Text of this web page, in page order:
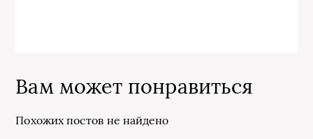
Вам может понравиться
Похожих постов не найдено